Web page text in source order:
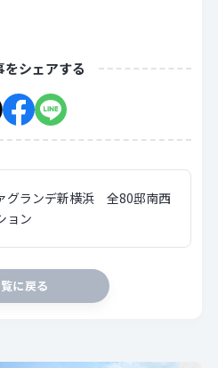
をシェアする
グランデ新横浜 全80邸南西
ョン
に戻る